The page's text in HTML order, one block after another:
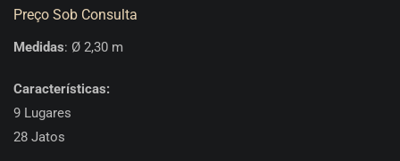
Preço Sob Consulta
Medidas: Ø 2,30 m
Características:
9 Lugares
28 Jatos